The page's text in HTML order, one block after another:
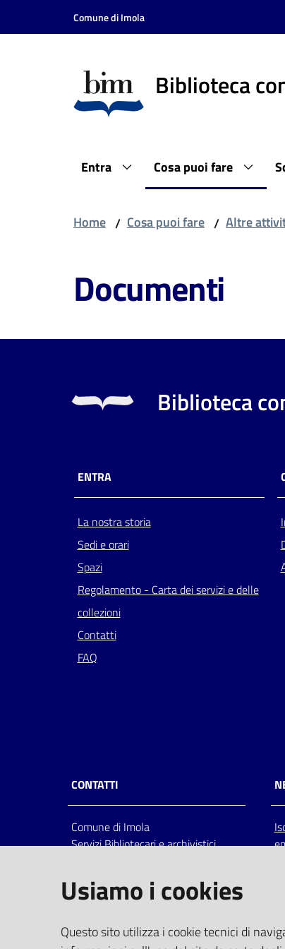
Vai al contenuto
Vai alla navigazione
Comune di Imola
Biblioteca
Entra Cosa puoi fare
Home / Cosa puoi fare / Altre
Documenti
Biblioteca
ENTRA
La nostra storia
Sedi e orari
Spazi
Regolamento - Carta dei servizi e delle
collezioni
Contatti
FAQ
CONTATTI
Comune di Imola
Servizi Bibliotecari e archivistici
Italia
centralino: tel 0542.6026.36 fax
bim@comune.imola.bo.it
PEC
Usiamo i cookies
Questo sito utilizza i cookie tecnici di